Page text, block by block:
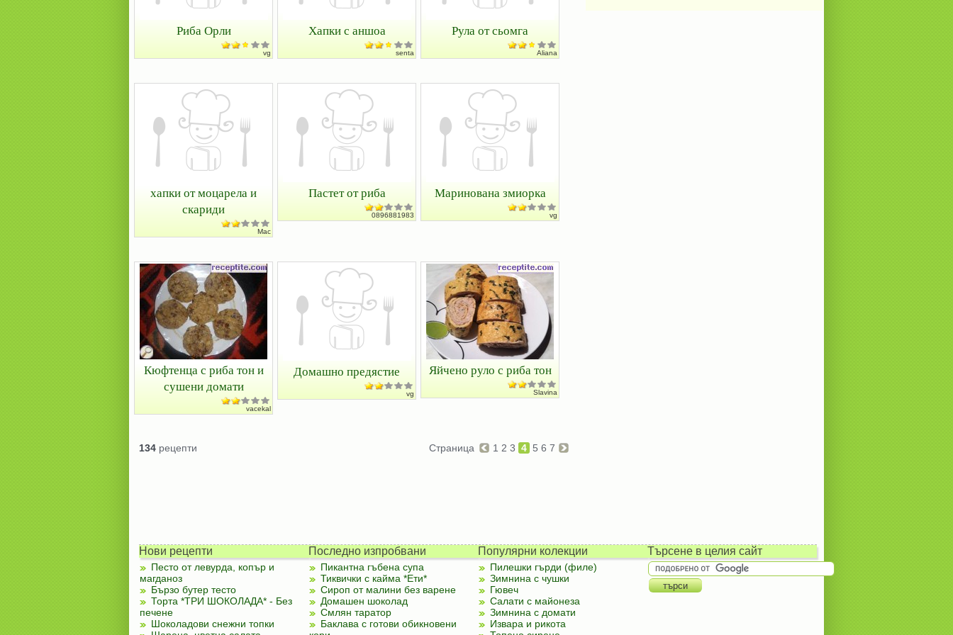
Риба Орли
vg
Хапки с аншоа
senta
Рула от сьомга
Aliana
хапки от моцарела и
скариди
Mac
Пастет от риба
0896881983
Маринована змиорка
vg
Кюфтенца с риба тон и
сушени домати
vacekal
Домашно предястие
vg
Яйчено руло с риба тон
Slavina
134 рецепти Страница 1 2 3 4 5 6 7
Нови рецепти
Песто от левурда, копър и
магданоз
Бързо бутер тесто
Торта *ТРИ ШОКОЛАДА* - Без
печене
Шоколадови снежни топки
Последно изпробвани
Пикантна гъбена супа
Тиквички с кайма *Ети*
Сироп от малини без варене
Домашен шоколад
Смлян таратор
Баклава с готови обикновени
Популярни колекции
Пилешки гърди (филе)
Зимнина с чушки
Гювеч
Салати с майонеза
Зимнина с домати
Извара и рикота
Търсене в целия сайт